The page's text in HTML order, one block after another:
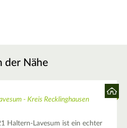
der Nähe
- Kreis Recklinghausen
Haltern-Lavesum ist ein echter